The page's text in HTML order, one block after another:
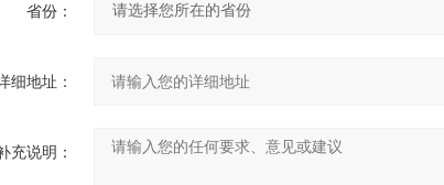
省份：
细地址：
充说明：